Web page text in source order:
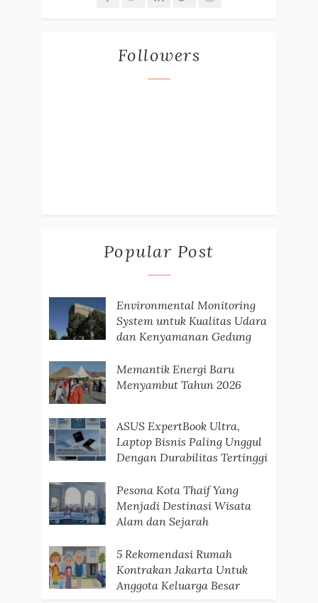
Followers
Popular Post
Environmental Monitoring
System untuk Kualitas Udara
dan Kenyamanan Gedung
Memantik Energi Baru
Menyambut Tahun 2026
ASUS ExpertBook Ultra,
Laptop Bisnis Paling Unggul
Dengan Durabilitas Tertinggi
Pesona Kota Thaif Yang
Menjadi Destinasi Wisata
Alam dan Sejarah
5 Rekomendasi Rumah
Kontrakan Jakarta Untuk
Anggota Keluarga Besar